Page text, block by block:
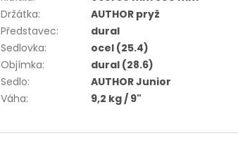
Držátka:
AUTHOR pryž
Představec:
dural
Sedlovka:
ocel (25.4)
Objímka:
dural (28.6)
Sedlo:
AUTHOR Junior
Váha: 9,2 kg / 9"